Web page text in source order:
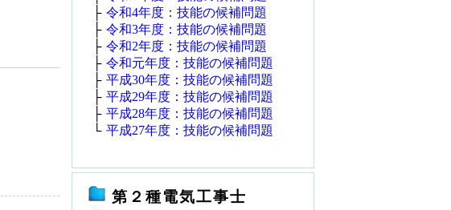
├ 令和4年度：技能の候補問題
├ 令和3年度：技能の候補問題
├ 令和2年度：技能の候補問題
├ 令和元年度：技能の候補問題
├ 平成30年度：技能の候補問題
├ 平成29年度：技能の候補問題
├ 平成28年度：技能の候補問題
└ 平成27年度：技能の候補問題
第２種電気工事士